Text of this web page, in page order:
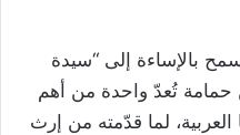
بالإساءة إلى “سيدة
حمامة تُعدّ واحدة من أهم
العربية، لما قدّمته من إرث